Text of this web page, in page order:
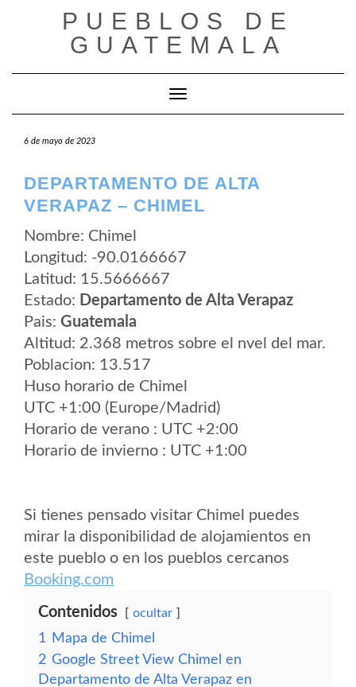
PUEBLOS DE
GUATEMALA
Cambiar modo de navegación
6 de mayo de 2023
DEPARTAMENTO DE ALTA
VERAPAZ – CHIMEL
Nombre: Chimel
Longitud: -90.0166667
Latitud: 15.5666667
Estado: Departamento de Alta Verapaz
Pais: Guatemala
Altitud: 2.368 metros sobre el nvel del mar.
Poblacion: 13.517
Huso horario de Chimel
UTC +1:00 (Europe/Madrid)
Horario de verano : UTC +2:00
Horario de invierno : UTC +1:00
Si tienes pensado visitar Chimel puedes
mirar la disponibilidad de alojamientos en
este pueblo o en los pueblos cercanos
Booking.com
Contenidos ocultar
1
Mapa de Chimel
2 Google Street View Chimel en
Departamento de Alta Verapaz en